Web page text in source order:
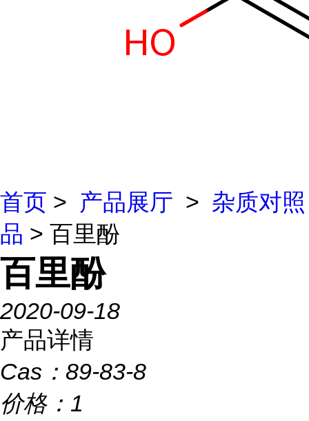
首页 > 产品展厅 > 杂质对照
品 > 百里酚
百里酚
2020-09-18
产品详情
Cas： 89-83-8
价格： 1